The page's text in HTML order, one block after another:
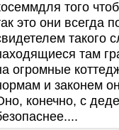
того
это они всегда
такого
там
огромные
и законем
конечно, с